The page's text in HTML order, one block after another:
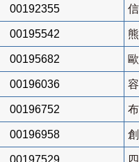
00192355
00195542
00195682
00196036
00196752
00196958